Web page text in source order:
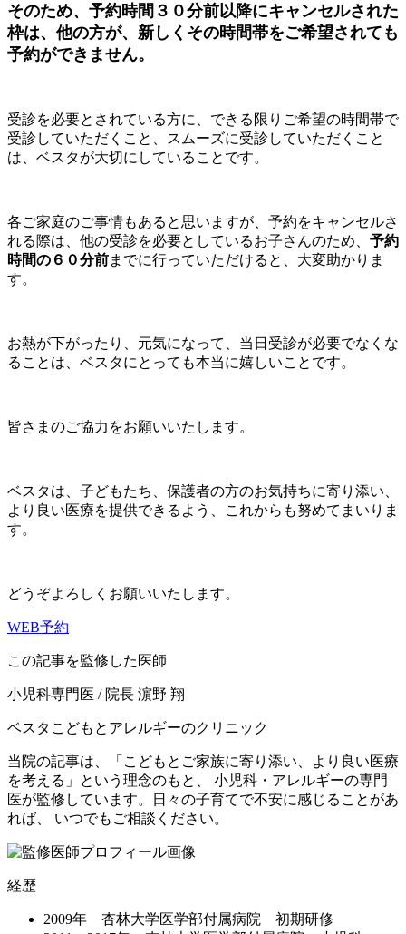
そのため、予約時間３０分前以降にキャンセルされた
枠は、他の方が、新しくその時間帯をご希望されても
予約ができません。
受診を必要とされている方に、できる限りご希望の時間帯で
受診していただくこと、スムーズに受診していただくこと
は、ベスタが大切にしていることです。
各ご家庭のご事情もあると思いますが、予約をキャンセルさ
れる際は、他の受診を必要としているお子さんのため、 予約
時間の６０分前までに行っていただけると、大変助かりま
す。
お熱が下がったり、元気になって、当日受診が必要でなくな
ることは、ベスタにとっても本当に嬉しいことです。
皆さまのご協力をお願いいたします。
ベスタは、子どもたち、保護者の方のお気持ちに寄り添い、
より良い医療を提供できるよう、これからも努めてまいりま
す。
どうぞよろしくお願いいたします。
WEB予約
この記事を監修した医師
小児科専門医 / 院長 濵野 翔
ベスタこどもとアレルギーのクリニック
当院の記事は、「こどもとご家族に寄り添い、より良い医療
を考える」という理念のもと、 小児科・アレルギーの専門
医が監修しています。日々の子育てで不安に感じることがあ
れば、 いつでもご相談ください。
経歴
2009年 杏林大学医学部付属病院 初期研修